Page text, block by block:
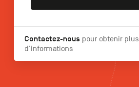
secondaire
Contactez-nous pour obtenir plus
d'informations